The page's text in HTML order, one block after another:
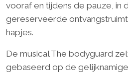
vooraf en tijdens de pauze, in
gereserveerde
hapjes.
De musical The bodyguard
gebaseerd op de